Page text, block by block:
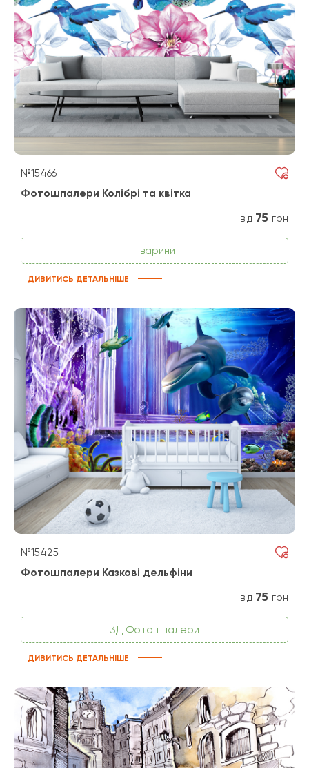
№15466
Фотошпалери Колібрі та квітка
від 75 грн
Тварини
ДИВИТИСЬ ДЕТАЛЬНІШЕ
№15425
Фотошпалери Казкові дельфіни
від 75 грн
3Д Фотошпалери
ДИВИТИСЬ ДЕТАЛЬНІШЕ